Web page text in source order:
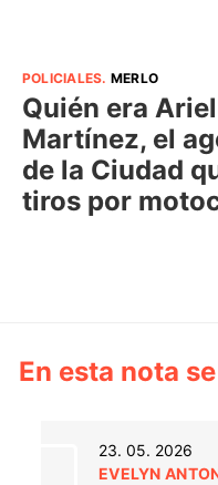
POLICIALES. MERLO
Quién era
Martínez, el
de la Ciudad
tiros por
En esta nota
23. 05. 2026
EVELYN